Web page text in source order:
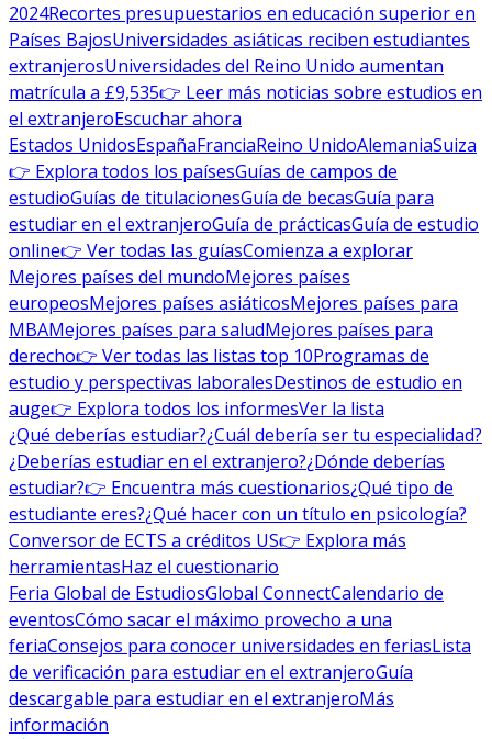
2024Recortes presupuestarios en educación superior en
Países BajosUniversidades asiáticas reciben estudiantes
extranjerosUniversidades del Reino Unido aumentan
matrícula a £9,535👉 Leer más noticias sobre estudios en
el extranjeroEscuchar ahora
Estados UnidosEspañaFranciaReino UnidoAlemaniaSuiza
👉 Explora todos los paísesGuías de campos de
estudioGuías de titulacionesGuía de becasGuía para
estudiar en el extranjeroGuía de prácticasGuía de estudio
online👉 Ver todas las guíasComienza a explorar
Mejores países del mundoMejores países
europeosMejores países asiáticosMejores países para
MBAMejores países para saludMejores países para
derecho👉 Ver todas las listas top 10Programas de
estudio y perspectivas laboralesDestinos de estudio en
auge👉 Explora todos los informesVer la lista
¿Qué deberías estudiar?¿Cuál debería ser tu especialidad?
¿Deberías estudiar en el extranjero?¿Dónde deberías
estudiar?👉 Encuentra más cuestionarios¿Qué tipo de
estudiante eres?¿Qué hacer con un título en psicología?
Conversor de ECTS a créditos US👉 Explora más
herramientasHaz el cuestionario
Feria Global de EstudiosGlobal ConnectCalendario de
eventosCómo sacar el máximo provecho a una
feriaConsejos para conocer universidades en feriasLista
de verificación para estudiar en el extranjeroGuía
descargable para estudiar en el extranjeroMás
información